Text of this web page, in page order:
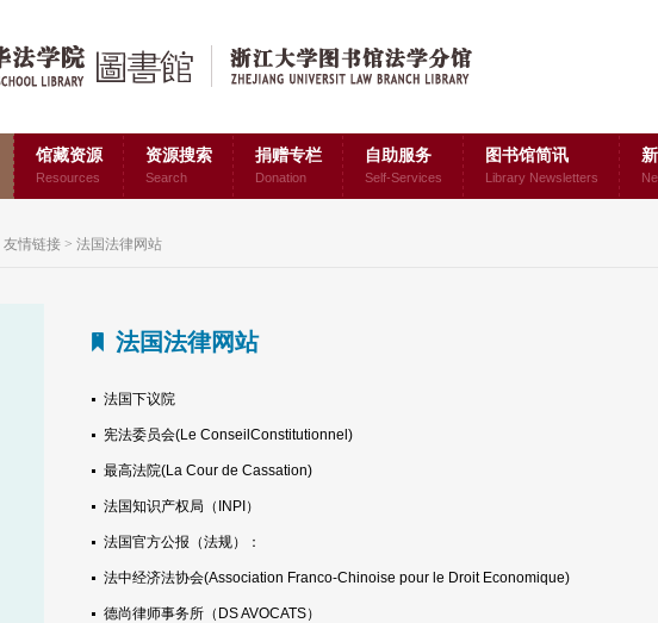
馆藏资源
Resources
资源搜索
Search
捐赠专栏
Donation
自助服务
Self-Services
图书馆简讯
Library Newsletters
友情链接 > 法国法律网站
法国法律网站
法国下议院
宪法委员会(Le ConseilConstitutionnel)
最高法院(La Cour de Cassation)
法国知识产权局（INPI）
法国官方公报（法规）：
法中经济法协会(Association Franco-Chinoise pour le Droit Economique)
德尚律师事务所（DS AVOCATS）